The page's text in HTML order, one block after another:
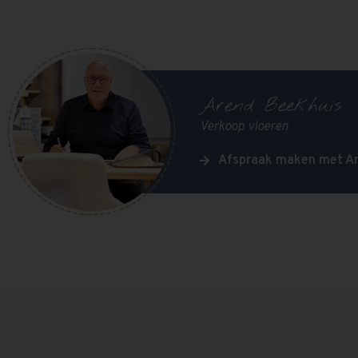
Arend Beekhuis
Verkoop vloeren
Afspraak maken met